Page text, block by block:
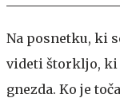
Na posnetku, ki
videti štorkljo, ki
gnezda. Ko je